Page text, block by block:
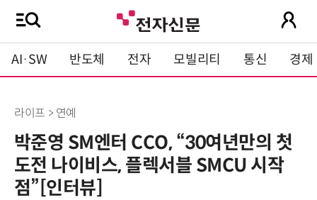
AI·SW 반도체 전자 모빌리티 통신 경제
라이프 > 연예
박준영 SM엔터 CCO, “30여년만의 첫
도전 나이비스, 플렉서블 SMCU 시작
점”[인터뷰]